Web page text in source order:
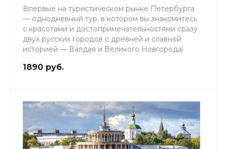
Впервые на туристическом рынке Петербурга
— однодневный тур, в котором вы знакомитесь
с красотами и достопримечательностями сразу
двух русских городов с древней и славной
историей — Валдая и Великого Новгорода!
1890 руб.